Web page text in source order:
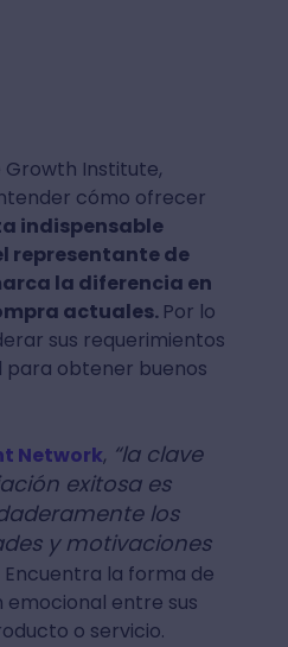
Growth Institute,
cómo ofrecer
indispensable
representante de
la diferencia en
actuales. Por lo
sus requerimientos
para obtener buenos
Network, “la clave
exitosa es
los
y motivaciones
Encuentra la forma de
emocional entre sus
o servicio.